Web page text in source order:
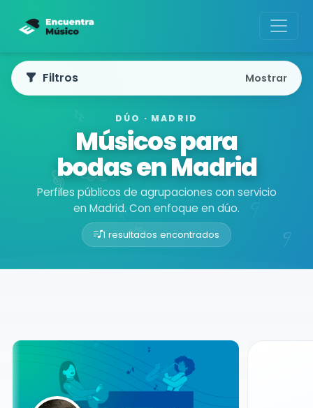
DÚO · MADRID
Músicos para
bodas en Madrid
Perfiles públicos de agrupaciones con servicio
en Madrid. Con enfoque en dúo.
1 resultados encontrados
Buscador de músicos
Filtros Mostrar